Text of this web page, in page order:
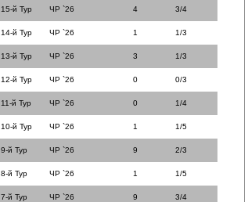
15-й Тур ЧР `26 4 3/4
14-й Тур ЧР `26 1 1/3
13-й Тур ЧР `26 3 1/3
12-й Тур ЧР `26 0 0/3
11-й Тур ЧР `26 0 1/4
10-й Тур ЧР `26 1 1/5
9-й Тур ЧР `26 9 2/3
8-й Тур ЧР `26 1 1/5
7-й Тур ЧР `26 9 3/4